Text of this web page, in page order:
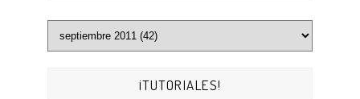
¡TUTORIALES!